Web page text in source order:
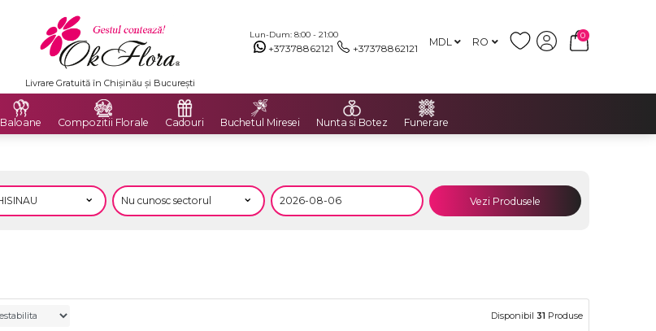
Lun-Dum: 8:00 - 21:00
+37378862121 +37378862121 MDL RO
0
Livrare Gratuită în Chișinău și București
Baloane Compozitii Florale Cadouri Buchetul Miresei Nunta si Botez Funerare
Vezi Produsele
Disponibil 31 Produse